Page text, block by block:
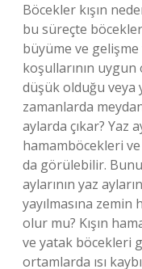
Böcekler kışın
bu süreçte
büyüme ve
koşullarının uygun
düşük olduğu veya
zamanlarda
aylarda çıkar? Yaz
hamamböcekleri ve
da görülebilir.
aylarının yaz
yayılmasına zemin
olur mu? Kışın
ve yatak böcekleri
ortamlarda ısı